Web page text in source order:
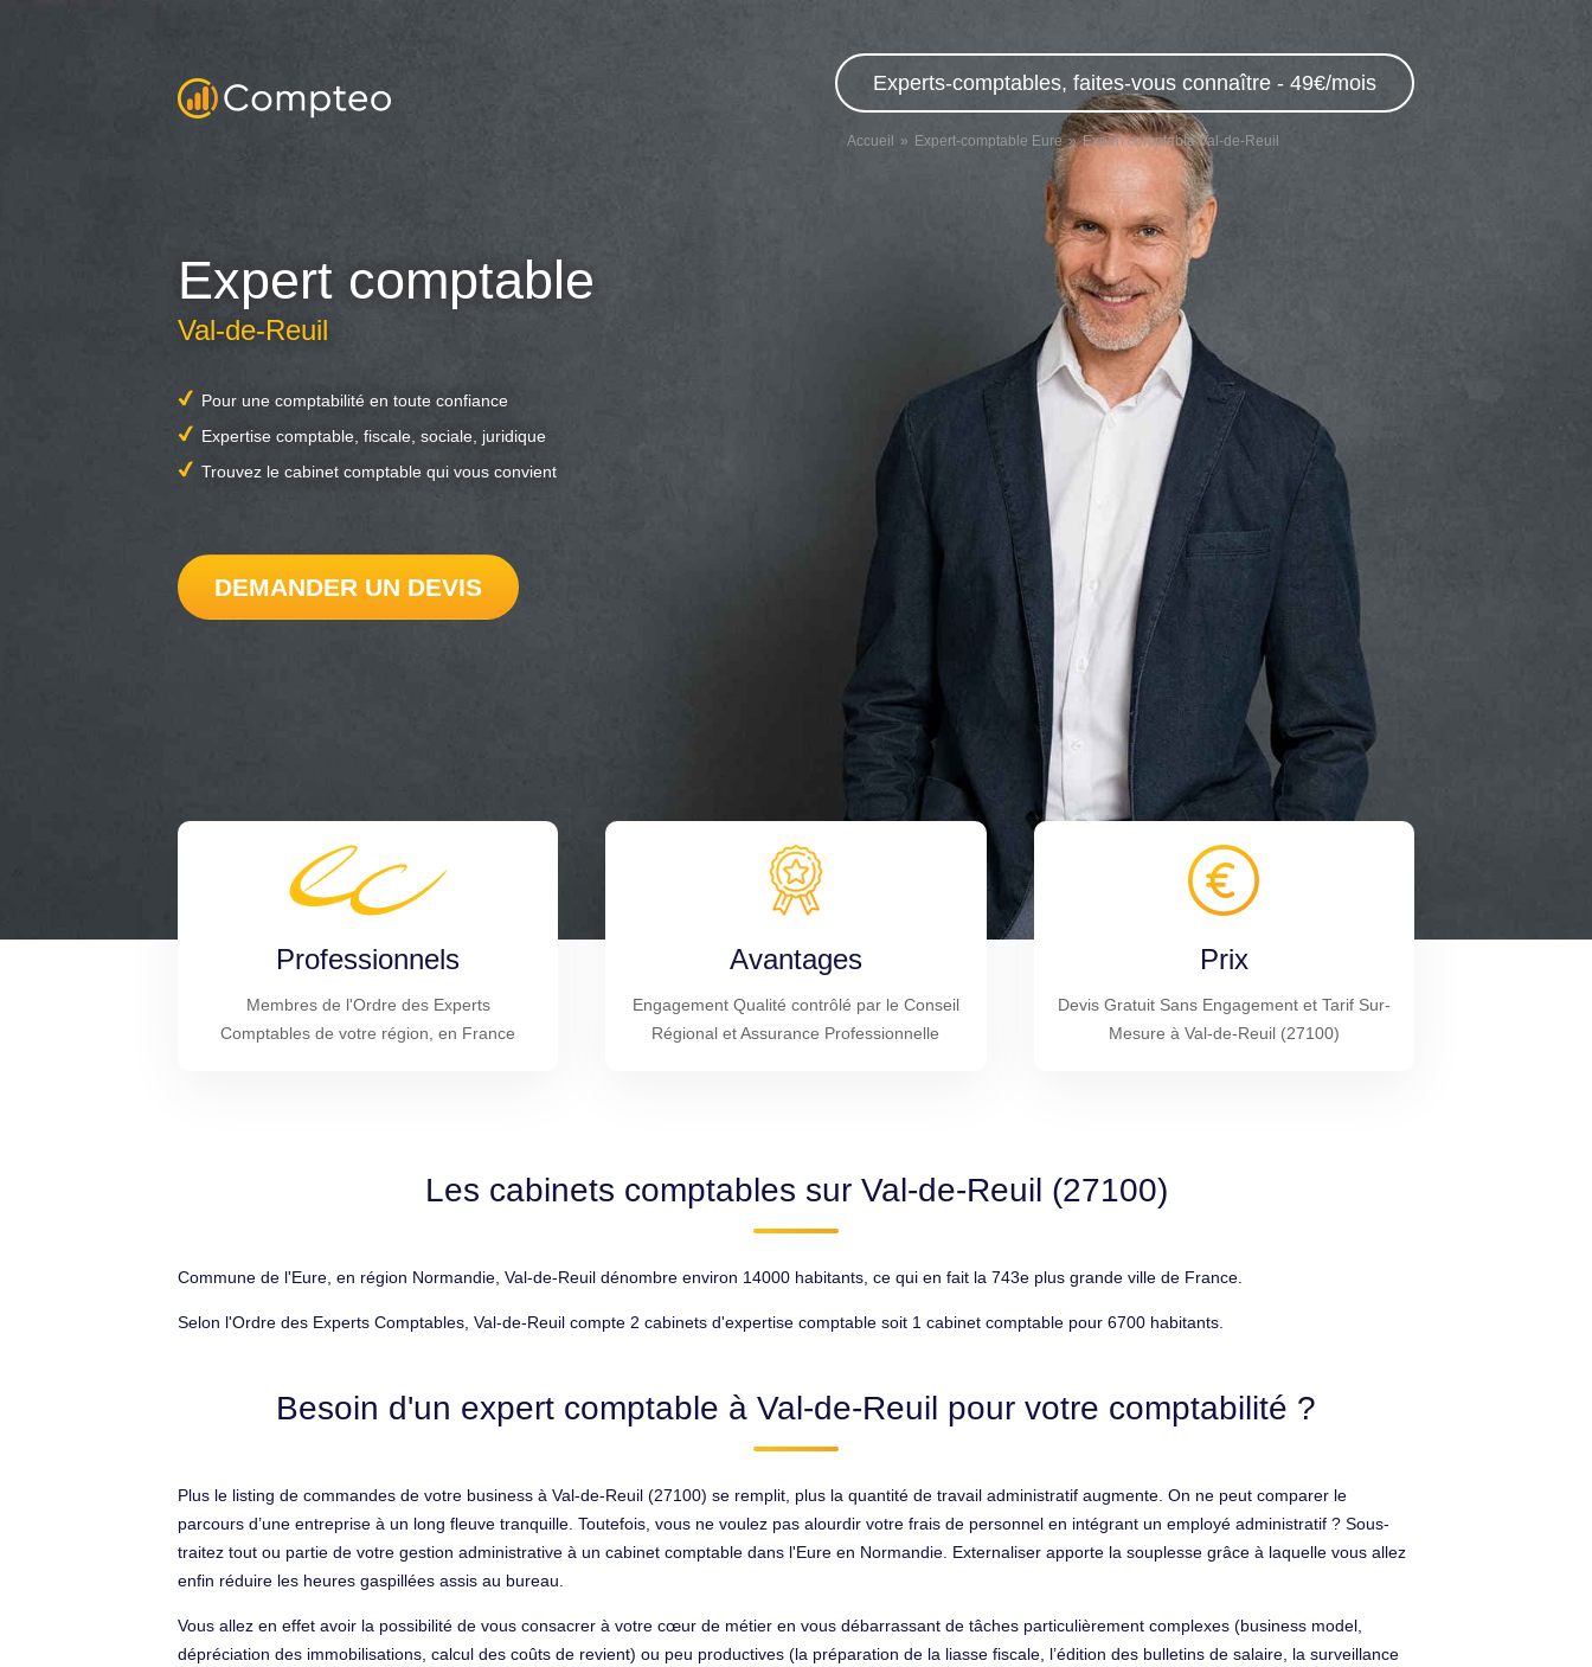
Experts-comptables, faites-vous connaître - 49€/mois
Accueil Expert-comptable Eure Expert comptable Val-de-Reuil
Expert comptable
Val-de-Reuil
Pour une comptabilité en toute confiance
Expertise comptable, fiscale, sociale, juridique
Trouvez le cabinet comptable qui vous convient
DEMANDER UN DEVIS
Professionnels
Membres de l'Ordre des Experts
Comptables de votre région, en France
Avantages
Engagement Qualité contrôlé par le Conseil
Régional et Assurance Professionnelle
Prix
Devis Gratuit Sans Engagement et Tarif Sur-
Mesure à Val-de-Reuil (27100)
Les cabinets comptables sur Val-de-Reuil (27100)
Commune de l'Eure, en région Normandie, Val-de-Reuil dénombre environ 14000 habitants, ce qui en fait la 743e plus grande ville de France.
Selon l'Ordre des Experts Comptables, Val-de-Reuil compte 2 cabinets d'expertise comptable soit 1 cabinet comptable pour 6700 habitants.
Besoin d'un expert comptable à Val-de-Reuil pour votre comptabilité ?
Plus le listing de commandes de votre business à Val-de-Reuil (27100) se remplit, plus la quantité de travail administratif augmente. On ne peut comparer le
parcours d’une entreprise à un long fleuve tranquille. Toutefois, vous ne voulez pas alourdir votre frais de personnel en intégrant un employé administratif ? Sous-
traitez tout ou partie de votre gestion administrative à un cabinet comptable dans l'Eure en Normandie. Externaliser apporte la souplesse grâce à laquelle vous allez
enfin réduire les heures gaspillées assis au bureau.
Vous allez en effet avoir la possibilité de vous consacrer à votre cœur de métier en vous débarrassant de tâches particulièrement complexes (business model,
dépréciation des immobilisations, calcul des coûts de revient) ou peu productives (la préparation de la liasse fiscale, l’édition des bulletins de salaire, la surveillance